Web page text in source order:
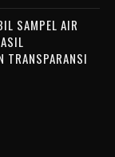
SAMPEL AIR
TRANSPARANSI